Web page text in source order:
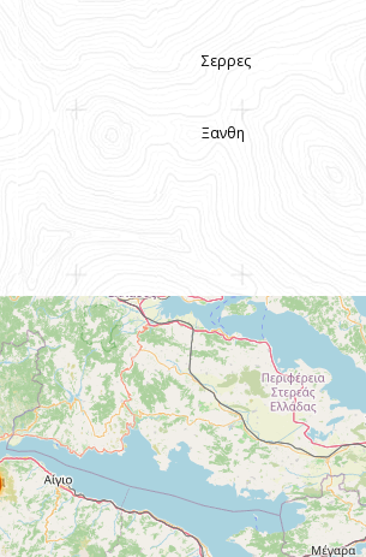
Σερρες
Ξανθη